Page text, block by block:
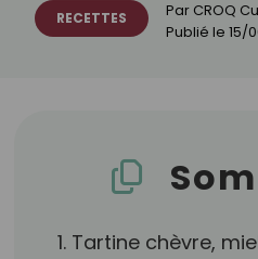
RECETTES Par CROQ
Publié le 15/
1. Tartine chèvre,